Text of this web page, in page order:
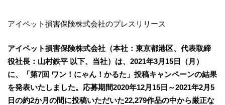
アイペット損害保険株式会社のプレスリリース
アイペット損害保険株式会社（本社：東京都港区、代表取締
役社長：山村鉄平 以下、当社）は、2021年3月15日（月）
に、「第7回 ワン！にゃん！かるた」投稿キャンペーンの結果
を発表いたしました。応募期間2020年12月15日～2021年2月5
日の約2か月の間に投稿いただいた22,279作品の中から厳正な